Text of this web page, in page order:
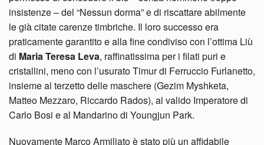
insistenze – del “Nessun dorma” e di riscattare abilmente
le già citate carenze timbriche. Il loro successo era
praticamente garantito e alla fine condiviso con l’ottima Liù
di Maria Teresa Leva, raffinatissima per i filati puri e
cristallini, meno con l’usurato Timur di Ferruccio Furlanetto,
insieme al terzetto delle maschere (Gezim Myshketa,
Matteo Mezzaro, Riccardo Rados), al valido Imperatore di
Carlo Bosi e al Mandarino di Youngjun Park.
Nuovamente Marco Armiliato è stato più un affidabile